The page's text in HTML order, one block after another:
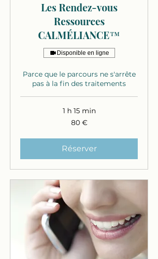
Les Rendez-vous
Ressources
CALMÉLIANCE™
Disponible en ligne
Parce que le parcours ne s'arrête
pas à la fin des traitements
1 h 15 min
80 €
Réserver